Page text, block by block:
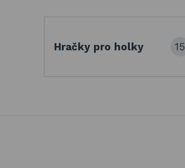
Hračky pro holky 15